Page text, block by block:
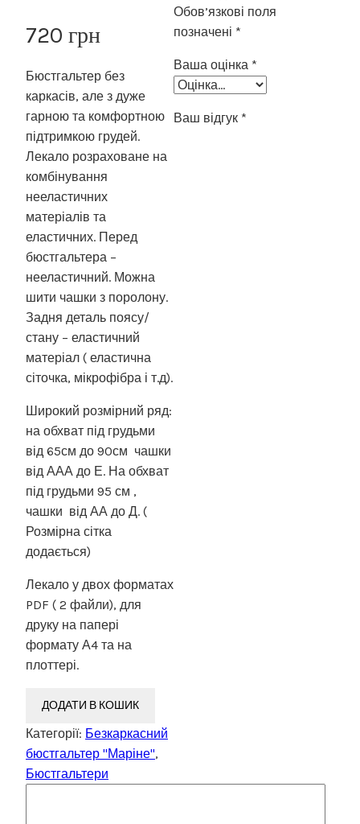
720 грн
Бюстгальтер без
каркасів, але з дуже
гарною та комфортною
підтримкою грудей.
Лекало розраховане на
комбінування
нееластичних
матеріалів та
еластичних. Перед
бюстгальтера –
нееластичний. Можна
шити чашки з поролону.
Задня деталь поясу/
стану – еластичний
матеріал ( еластична
сіточка, мікрофібра і т.д).
Широкий розмірний ряд:
на обхват під грудьми
від 65см до 90см чашки
від ААА до Е. На обхват
під грудьми 95 см ,
чашки від АА до Д. (
Розмірна сітка
додається)
Лекало у двох форматах
PDF ( 2 файли), для
друку на папері
формату А4 та на
плоттері.
ДОДАТИ В КОШИК
Категорії: Безкаркасний
бюстгальтер "Маріне",
Бюстгальтери
Обов’язкові поля
позначені *
Ваша оцінка *
Ваш відгук *